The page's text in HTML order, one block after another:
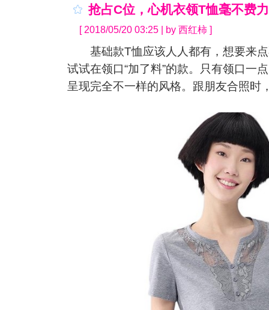
抢占C位，心机衣领T恤毫不费
[ 2018/05/20 03:25 | by 西红柿 ]
基础款T恤应该人人都有，想要来点
试试在领口“加了料”的款。只有领口一
呈现完全不一样的风格。跟朋友合照时